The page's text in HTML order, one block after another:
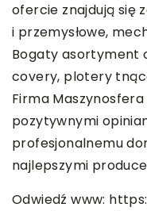
ofercie znajdują się
i przemysłowe,
Bogaty asortyment
covery, plotery
Firma
pozytywnymi
profesjonalnemu
najlepszymi
Odwiedź www: